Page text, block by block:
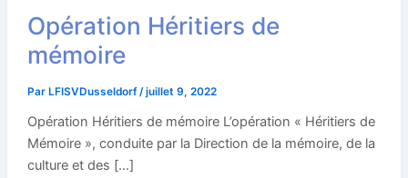
Opération Héritiers de
mémoire
Par LFISVDusseldorf/juillet 9, 2022
Opération Héritiers de mémoire L’opération « Héritiers de
Mémoire », conduite par la Direction de la mémoire, de la
culture et des […]